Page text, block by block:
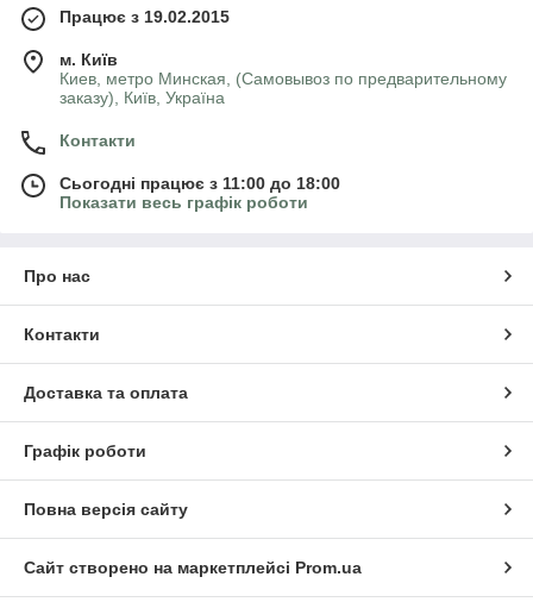
Працює з 19.02.2015
м. Київ
Киев, метро Минская, (Самовывоз по предварительному
заказу), Київ, Україна
Контакти
Сьогодні працює з 11:00 до 18:00
Показати весь графік роботи
Про нас
Контакти
Доставка та оплата
Графік роботи
Повна версія сайту
Сайт створено на маркетплейсі Prom.ua